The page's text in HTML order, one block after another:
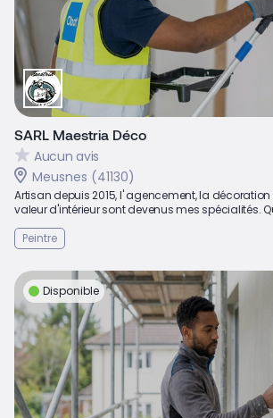
SARL Maestria Déco
Aucun avis
Meusnes (41130)
Artisan depuis 2015, l' agencement, la décoration
valeur d'intérieur sont devenus mes spécialités.
Peintre
Disponible